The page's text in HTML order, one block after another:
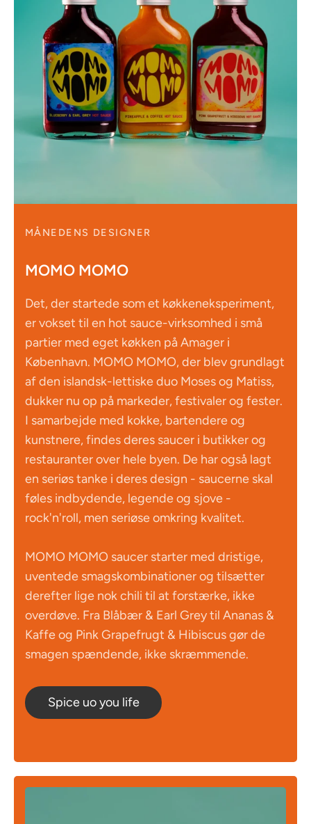
MÅNEDENS DESIGNER
MOMO MOMO
Det, der startede som et køkkeneksperiment,
er vokset til en hot sauce-virksomhed i små
partier med eget køkken på Amager i
København. MOMO MOMO, der blev grundlagt
af den islandsk-lettiske duo Moses og Matiss,
dukker nu op på markeder, festivaler og fester.
I samarbejde med kokke, bartendere og
kunstnere, findes deres saucer i butikker og
restauranter over hele byen. De har også lagt
en seriøs tanke i deres design - saucerne skal
føles indbydende, legende og sjove -
rock'n'roll, men seriøse omkring kvalitet.
MOMO MOMO saucer starter med dristige,
uventede smagskombinationer og tilsætter
derefter lige nok chili til at forstærke, ikke
overdøve. Fra Blåbær & Earl Grey til Ananas &
Kaffe og Pink Grapefrugt & Hibiscus gør de
smagen spændende, ikke skræmmende.
Spice uo you life